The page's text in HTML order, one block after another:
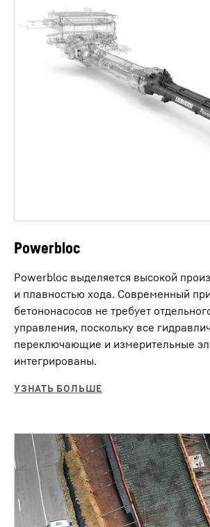
Powerbloc
Powerbloc выделяется высокой
и плавностью хода. Современный
бетононасосов не требует
управления, поскольку все
переключающие и измерительные
интегрированы.